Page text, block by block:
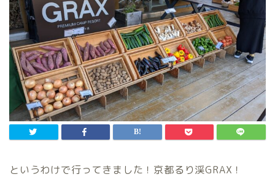
というわけで行ってきました！京都るり渓GRAX！